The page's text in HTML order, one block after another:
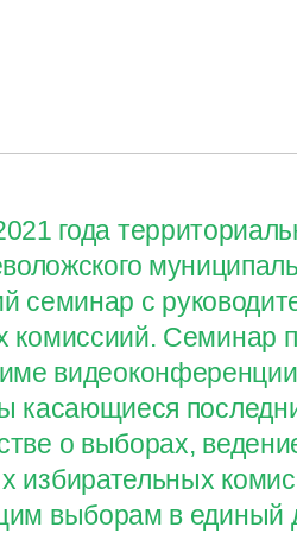
года
семинар с
комиссиий. Семинар
касающиеся
о выборах,
избирательных
выборам в единый